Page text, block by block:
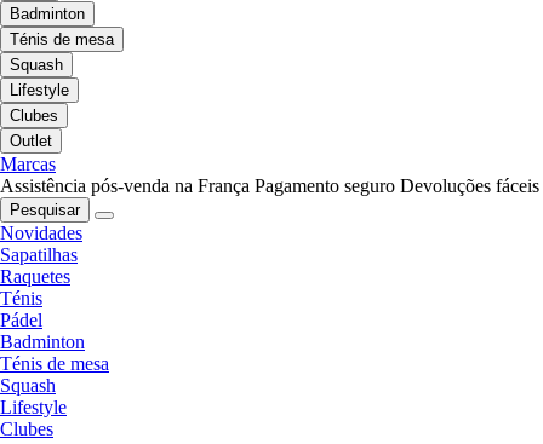
Badminton
Ténis de mesa
Squash
Lifestyle
Clubes
Outlet
Marcas
Assistência pós-venda na França Pagamento seguro Devoluções fáceis
Pesquisar
Novidades
Sapatilhas
Raquetes
Ténis
Pádel
Badminton
Ténis de mesa
Squash
Lifestyle
Clubes